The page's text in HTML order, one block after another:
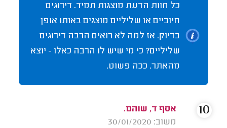
כל חוות הדעת מוצגות תמיד. דירוגים
חיוביים או שליליים מוצגים באותו אופן
בדיוק. אז למה לא רואים הרבה דירוגים
שליליים? כי מי שיש לו הרבה כאלו - יוצא
מהאתר. ככה פשוט.
אסף ד, שוהם.
משוב: 30/01/2020
10